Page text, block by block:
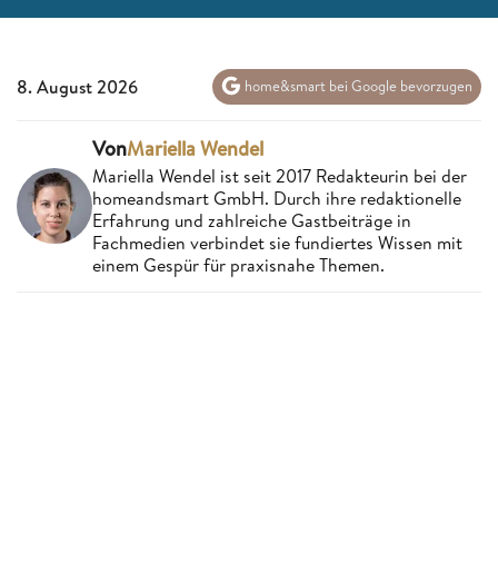
8. August 2026 home&smart bei Google bevorzugen
VonMariella Wendel
Mariella Wendel ist seit 2017 Redakteurin bei der
homeandsmart GmbH. Durch ihre redaktionelle
Erfahrung und zahlreiche Gastbeiträge in
Fachmedien verbindet sie fundiertes Wissen mit
einem Gespür für praxisnahe Themen.